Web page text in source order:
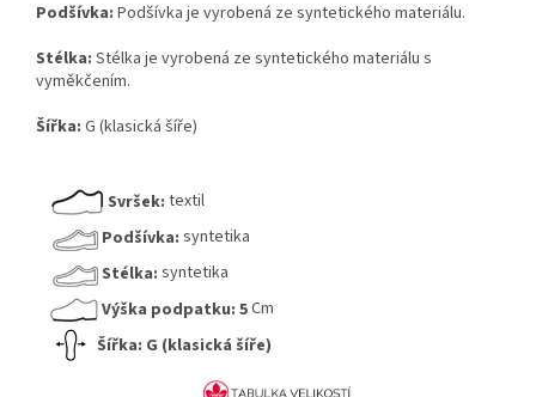
Podšívka: Podšívka je vyrobená ze syntetického materiálu.
Stélka: Stélka je vyrobená ze syntetického materiálu s
vyměkčením.
Šířka: G (klasická šíře)
Svršek: textil
Podšívka: syntetika
Stélka: syntetika
Výška podpatku: 5Cm
Šířka: G (klasická šíře)